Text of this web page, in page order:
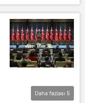
Daha fazlası 5